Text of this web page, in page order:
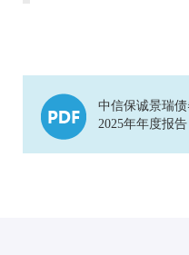
中信保诚景瑞
2025年年度报告